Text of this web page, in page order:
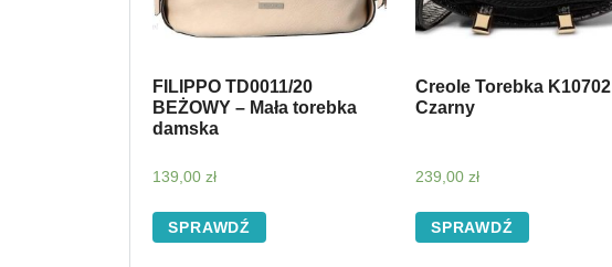
FILIPPO TD0011/20
BEŻOWY – Mała torebka
damska
139,00 zł
SPRAWDŹ
Creole Torebka K10702
Czarny
239,00 zł
SPRAWDŹ